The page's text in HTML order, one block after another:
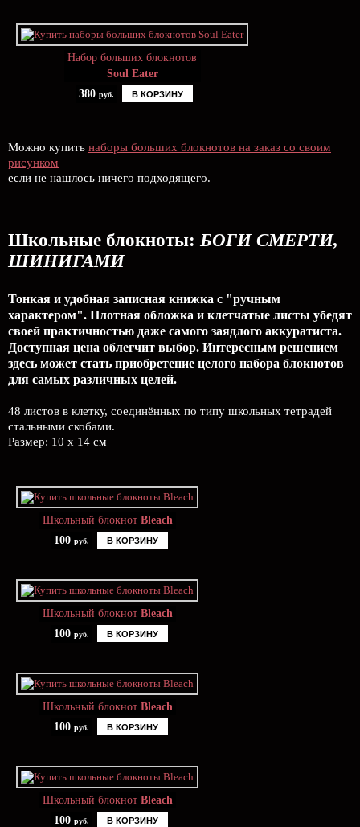
Набор больших блокнотов
Soul Eater
380 руб. В КОРЗИНУ
Можно купить наборы больших блокнотов на заказ со своим
рисунком
если не нашлось ничего подходящего.
Школьные блокноты:БОГИ СМЕРТИ,
ШИНИГАМИ
Тонкая и удобная записная книжка с "ручным
характером". Плотная обложка и клетчатые листы убедят
своей практичностью даже самого заядлого аккуратиста.
Доступная цена облегчит выбор. Интересным решением
здесь может стать приобретение целого набора блокнотов
для самых различных целей.
48 листов в клетку, соединённых по типу школьных тетрадей
стальными скобами.
Размер: 10 x 14 см
Школьный блокнот Bleach
100 руб. В КОРЗИНУ
Школьный блокнот Bleach
100 руб. В КОРЗИНУ
Школьный блокнот Bleach
100 руб. В КОРЗИНУ
Школьный блокнот Bleach
100 руб. В КОРЗИНУ